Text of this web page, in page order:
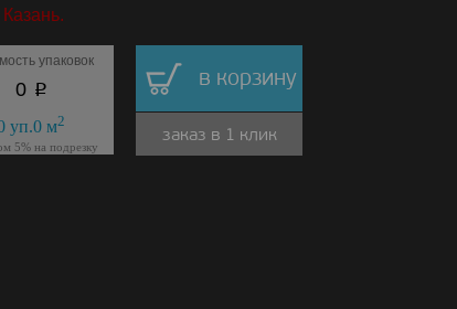
упаковок
0 p
уп.0м2
5% на подрезку
в корзину
заказ в 1 клик